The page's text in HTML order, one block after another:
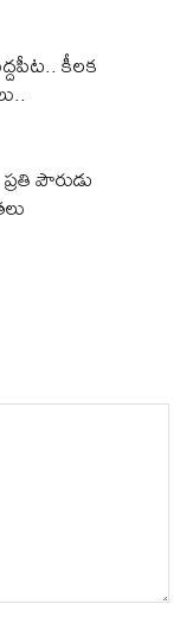
కీలక
పౌరుడు